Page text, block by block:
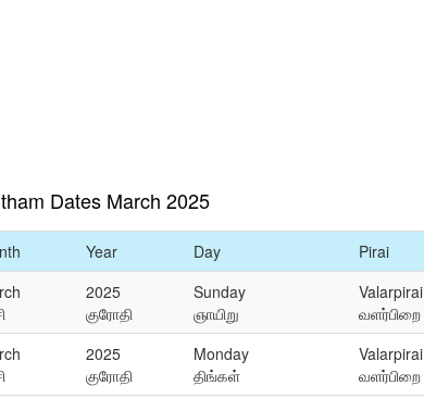
Dates March 2025
Year Day
Pirai
2025
குரோதி
Sunday
ஞாயிறு
Valarpirai
வளர்பிறை
2025
குரோதி
Monday
திங்கள்
Valarpirai
வளர்பிறை